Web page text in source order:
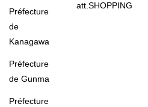
Préfecture
de
Kanagawa
Préfecture
de Gunma
Préfecture
att.SHOPPING